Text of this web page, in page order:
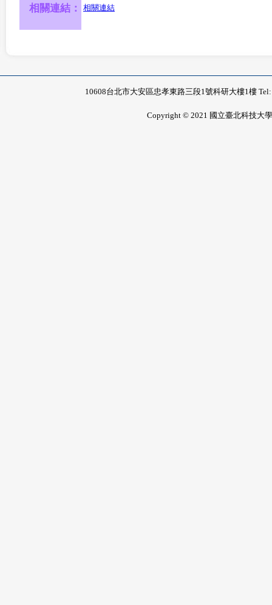
相關連結： 相關連結
10608台北市大安區忠孝東路三段1號科研大樓1樓
Copyright © 2021 國立臺北科技大